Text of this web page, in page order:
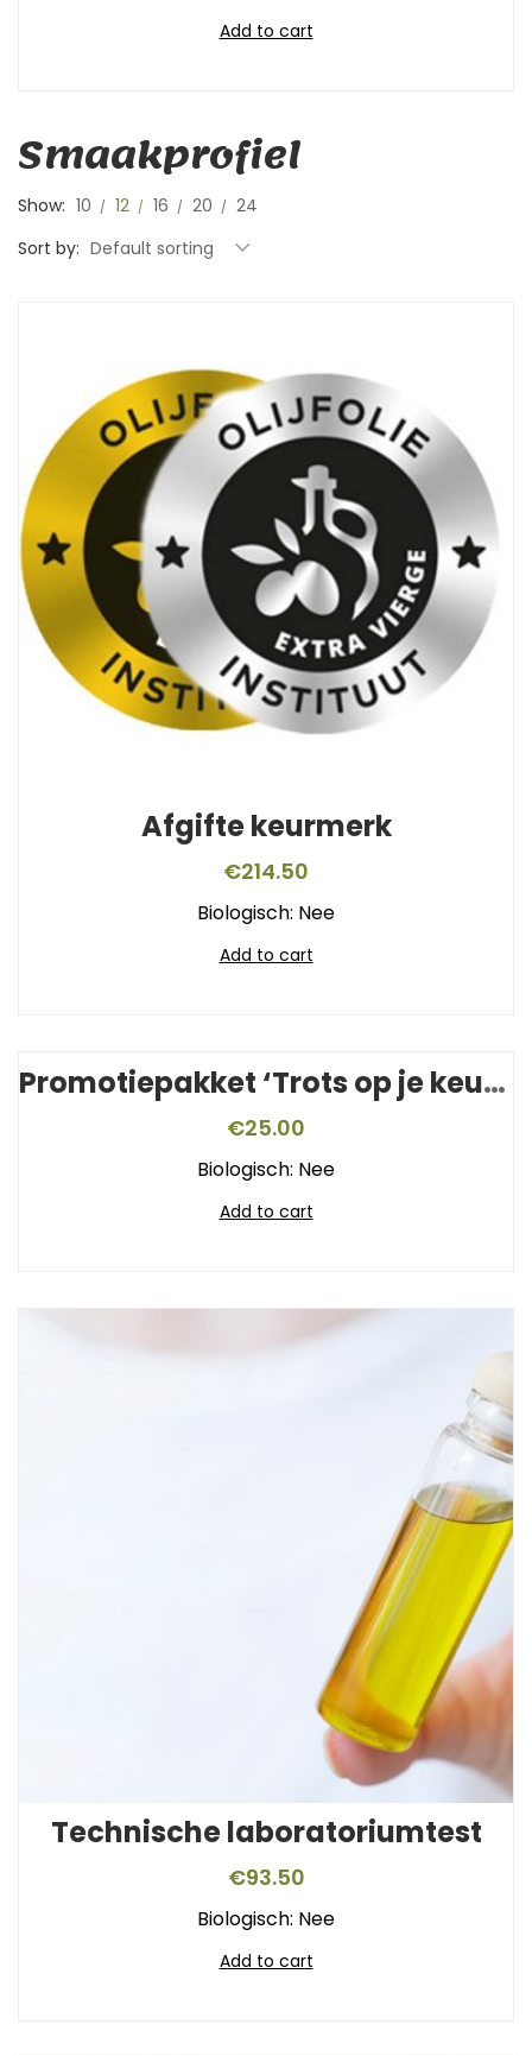
Add to cart
Smaakprofiel
Show: 10 12 16 20
24
Sort by: Default sorting
Afgifte keurmerk
€214.50
Biologisch: Nee
Add to cart
Promotiepakket ‘Trots op je keurmerk’
€25.00
Biologisch: Nee
Add to cart
Technische laboratoriumtest
€93.50
Biologisch: Nee
Add to cart